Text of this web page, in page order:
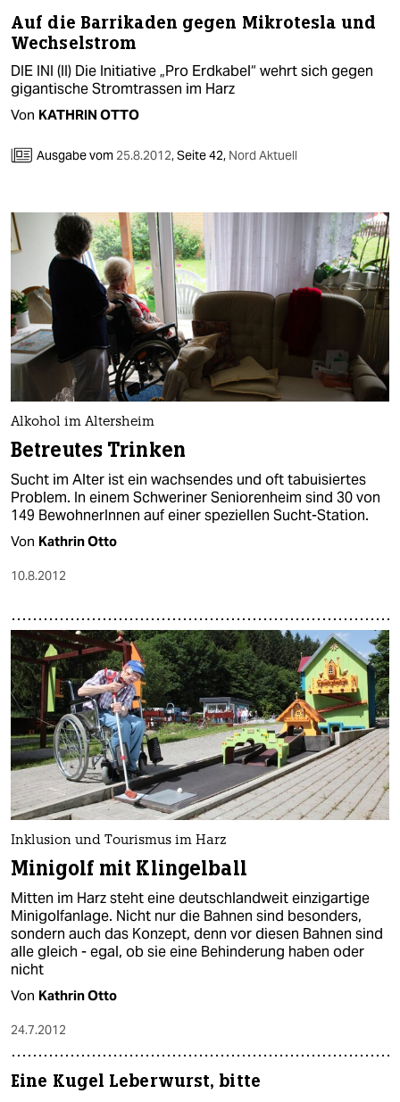
Auf die Barrikaden gegen Mikrotesla und
Wechselstrom
DIE INI (II) Die Initiative „Pro Erdkabel“ wehrt sich gegen
gigantische Stromtrassen im Harz
Von KATHRIN OTTO
Ausgabe vom 25.8.2012,Seite 42, Nord Aktuell
Alkohol im Altersheim
Betreutes Trinken
Sucht im Alter ist ein wachsendes und oft tabuisiertes
Problem. In einem Schweriner Seniorenheim sind 30 von
149 BewohnerInnen auf einer speziellen Sucht-Station.
Von Kathrin Otto
10.8.2012
Inklusion und Tourismus im Harz
Minigolf mit Klingelball
Mitten im Harz steht eine deutschlandweit einzigartige
Minigolfanlage. Nicht nur die Bahnen sind besonders,
sondern auch das Konzept, denn vor diesen Bahnen sind
alle gleich - egal, ob sie eine Behinderung haben oder
nicht
Von Kathrin Otto
24.7.2012
Eine Kugel Leberwurst, bitte